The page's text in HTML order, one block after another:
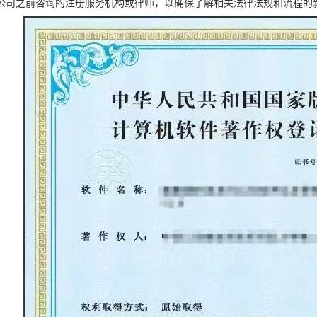
司之前咨询的注册服务机构或律师，以确保了解相关法律法规和流程的